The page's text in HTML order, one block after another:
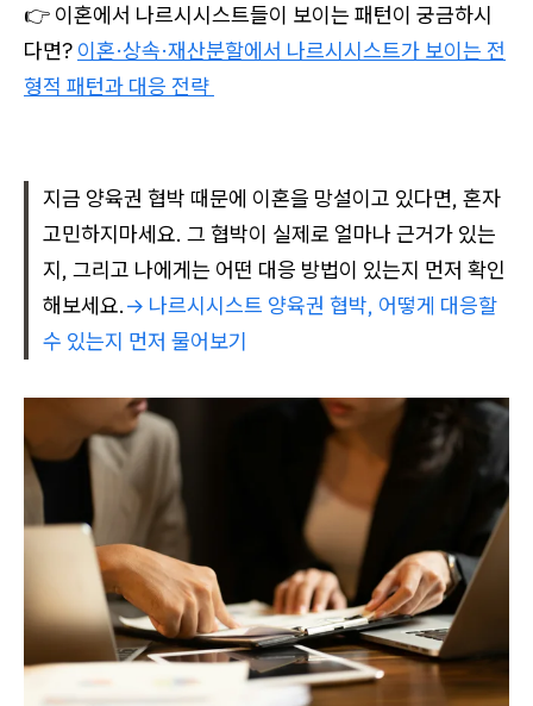
👉 이혼에서 나르시시스트들이 보이는 패턴이 궁금하시
다면? 이혼·상속·재산분할에서 나르시시스트가 보이는 전
형적 패턴과 대응 전략
지금 양육권 협박 때문에 이혼을 망설이고 있다면, 혼자
고민하지마세요. 그 협박이 실제로 얼마나 근거가 있는
지, 그리고 나에게는 어떤 대응 방법이 있는지 먼저 확인
해보세요.→ 나르시시스트 양육권 협박, 어떻게 대응할
수 있는지 먼저 물어보기